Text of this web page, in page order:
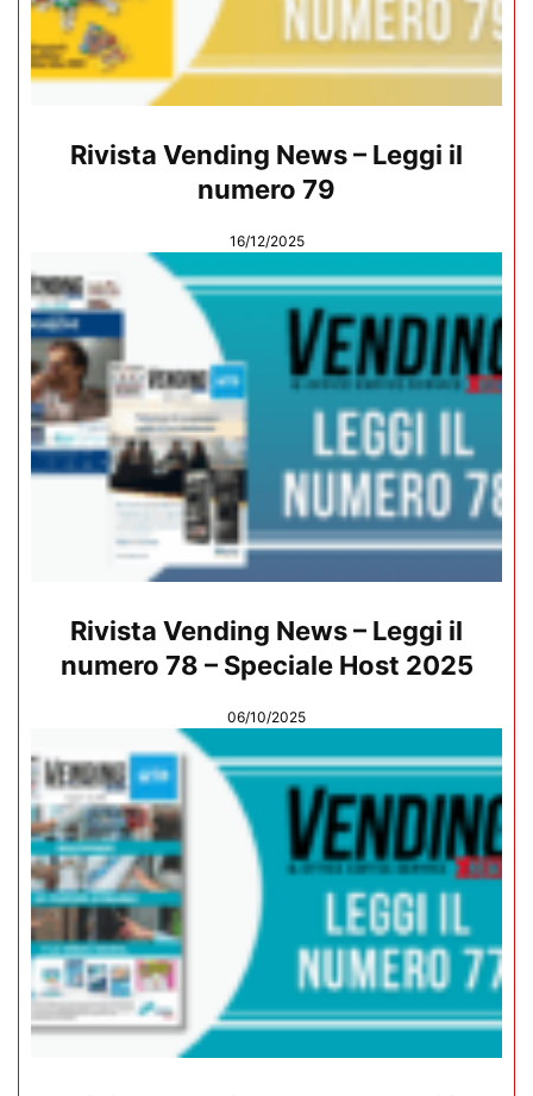
Rivista Vending News – Leggi il
numero 79
16/12/2025
Rivista Vending News – Leggi il
numero 78 – Speciale Host 2025
06/10/2025